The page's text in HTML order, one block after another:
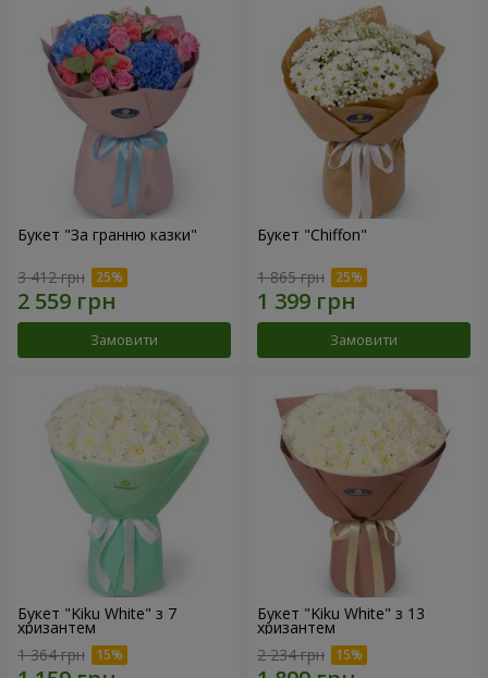
Букет "За гранню казки"
3 412 грн
Замовити
Букет "Chiffon"
1 865 грн
Замовити
Букет "Kiku White" з 7
хризантем
1 364 грн
Букет "Kiku White" з 13
хризантем
2 234 грн